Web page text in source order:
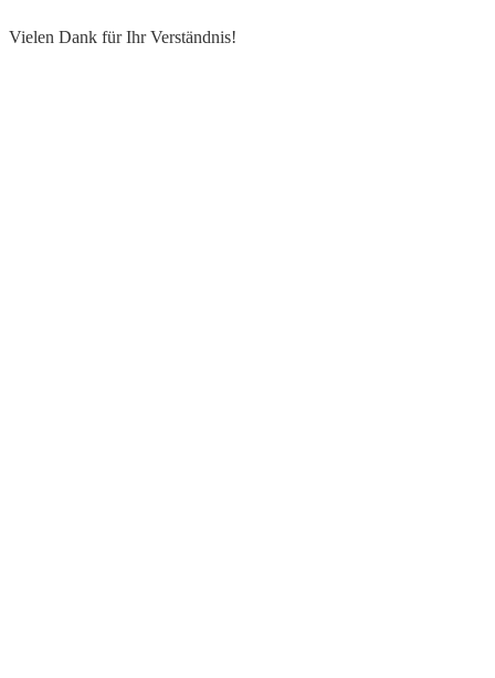
Vielen Dank für Ihr Verständnis!